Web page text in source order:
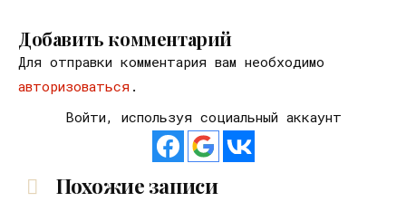
Добавить комментарий
Для отправки комментария вам необходимо
авторизоваться .
Войти, используя социальный аккаунт
Похожие записи